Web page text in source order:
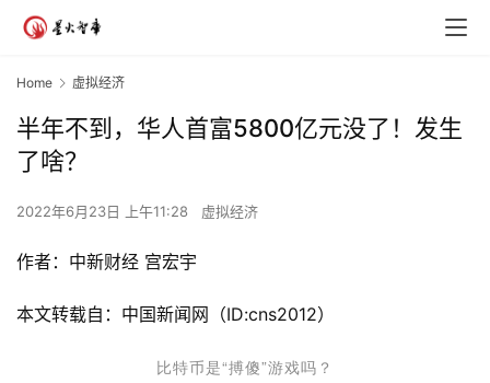
Home 虚拟经济
半年不到，华人首富5800亿元没了！发生
了啥？
2022年6月23日 上午11:28 虚拟经济
作者：中新财经 宫宏宇
本文转载自：中国新闻网（ID:cns2012）
比特币是“搏傻”游戏吗？